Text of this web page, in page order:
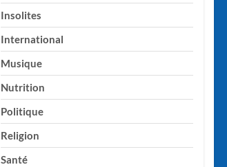
Insolites
International
Musique
Nutrition
Politique
Religion
Santé